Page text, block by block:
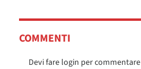
COMMENTI
Devi fare login per commentare